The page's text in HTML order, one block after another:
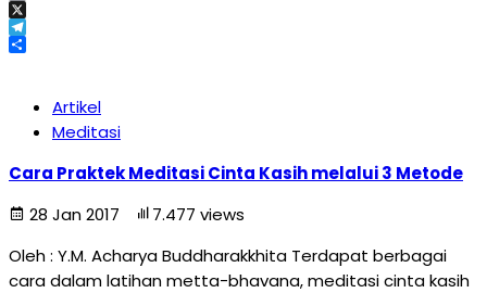
Email
X
Telegram
Artikel
Meditasi
Cara Praktek Meditasi Cinta Kasih melalui 3 Metode
28 Jan 2017
7.477 views
Oleh : Y.M. Acharya Buddharakkhita Terdapat berbagai
cara dalam latihan metta-bhavana, meditasi cinta kasih